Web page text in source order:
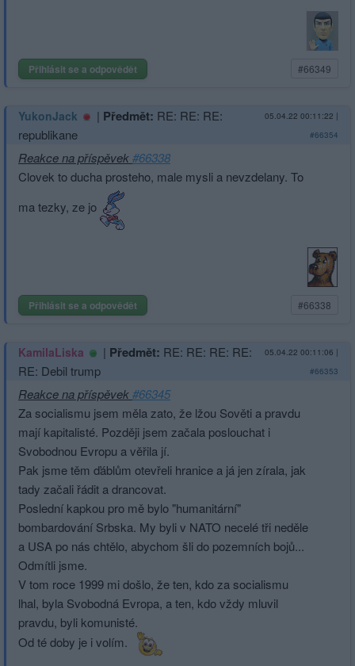
Přihlásit se a odpovědět #66349
YukonJack | Předmět: RE: RE: RE:
republikane
05.04.22 00:11:22 |
#66354
Reakce na příspěvek#66338
Clovek to ducha prosteho, male mysli a nevzdelany. To
ma tezky, ze jo
Přihlásit se a odpovědět #66338
KamilaLiska | Předmět: RE: RE: RE: RE:
RE: Debil trump
05.04.22 00:11:06 |
#66353
Reakce na příspěvek#66345
Za socialismu jsem měla zato, že lžou Sověti a pravdu
mají kapitalisté. Později jsem začala poslouchat i
Svobodnou Evropu a věřila jí.
Pak jsme těm ďáblům otevřeli hranice a já jen zírala, jak
tady začali řádit a drancovat.
Poslední kapkou pro mě bylo "humanitární"
bombardování Srbska. My byli v NATO necelé tři neděle
a USA po nás chtělo, abychom šli do pozemních bojů...
Odmítli jsme.
V tom roce 1999 mi došlo, že ten, kdo za socialismu
lhal, byla Svobodná Evropa, a ten, kdo vždy mluvil
pravdu, byli komunisté.
Od té doby je i volím.